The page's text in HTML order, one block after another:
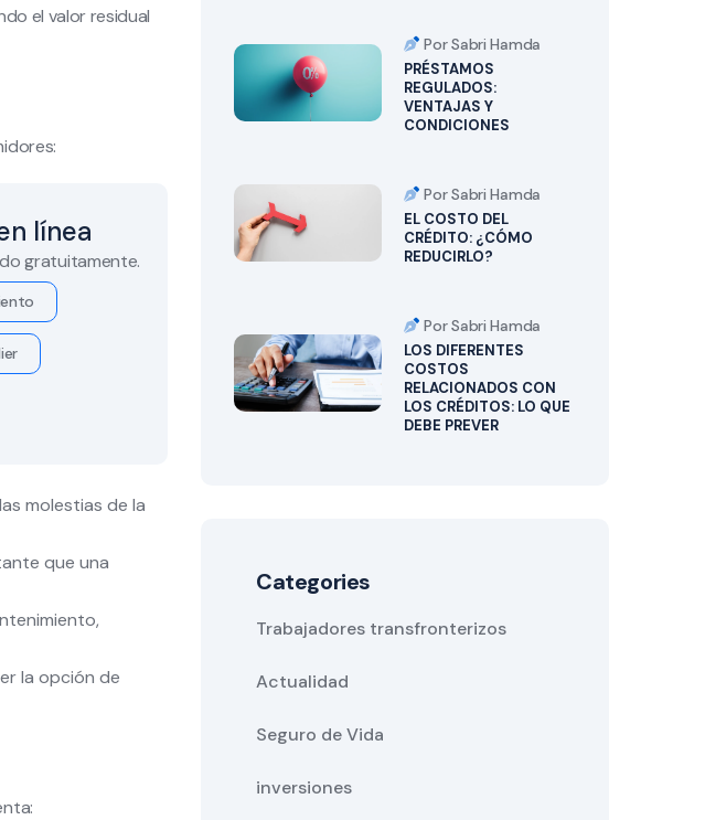
el valor residual
línea
gratuitamente.
molestias de la
que una
la opción de
Por Sabri Hamda
PRÉSTAMOS
REGULADOS:
VENTAJAS Y
CONDICIONES
Por Sabri Hamda
EL COSTO DEL
CRÉDITO: ¿CÓMO
REDUCIRLO?
Por Sabri Hamda
LOS DIFERENTES
COSTOS
RELACIONADOS CON
LOS CRÉDITOS: LO QUE
DEBE PREVER
Categories
Trabajadores transfronterizos
Actualidad
Seguro de Vida
inversiones